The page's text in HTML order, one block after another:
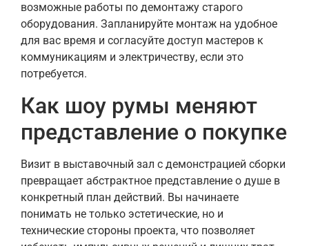
возможные работы по демонтажу старого
оборудования. Запланируйте монтаж на удобное
для вас время и согласуйте доступ мастеров к
коммуникациям и электричеству, если это
потребуется.
Как шоу румы меняют
представление о покупке
Визит в выставочный зал с демонстрацией сборки
превращает абстрактное представление о душе в
конкретный план действий. Вы начинаете
понимать не только эстетические, но и
технические стороны проекта, что позволяет